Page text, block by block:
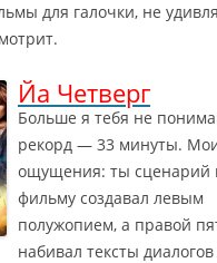
е
ш
й
р
е
ж
и
для галочки, не
Йа Четверг
Больше я тебя не
рекорд — 33 минуты.
ощущения: ты сценарий
фильму создавал левым
полужопием, а правой
набивал тексты